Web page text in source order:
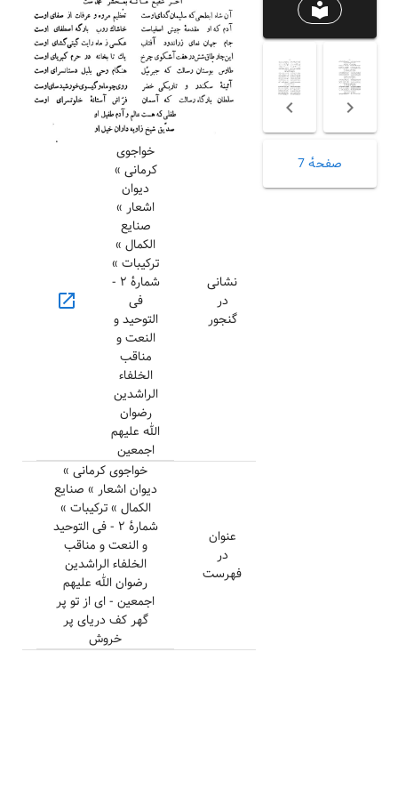
local_library
صفحهٔ 7
نشانی
در
گنجور
خواجوی
کرمانی »
دیوان
اشعار »
صنایع
الکمال »
ترکیبات »
شمارهٔ ۲ -
فی
التوحید و
النعت و
مناقب
الخلفاء
الراشدین
رضوان
الله علیهم
اجمعین
open_in_new
عنوان
در
فهرست
خواجوی کرمانی »
دیوان اشعار » صنایع
الکمال » ترکیبات »
شمارهٔ ۲ - فی التوحید
و النعت و مناقب
الخلفاء الراشدین
رضوان الله علیهم
اجمعین - ای از تو پر
گهر کف دریای پر
خروش